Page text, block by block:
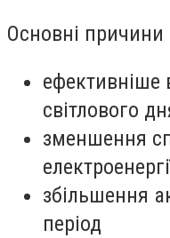
Основні причини
ефективніше
світлового
зменшення
збільшення
період